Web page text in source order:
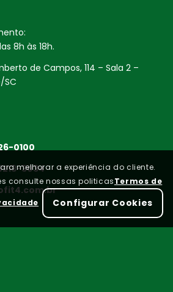
8h às 18h.
de Campos, 114 – Sala 2 –
SC
0100
3034
melhorar a experiência do cliente.
consulte nossas politicasTermos de
Configurar Cookies